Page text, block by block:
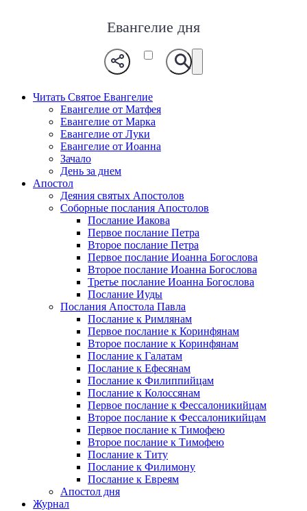
Евангелие дня
Читать Святое Евангелие
Евангелие от Матфея
Евангелие от Марка
Евангелие от Луки
Евангелие от Иоанна
Зачало
День за днем
Апостол
Деяния святых Апостолов
Соборные послания Апостолов
Послание Иакова
Первое послание Петра
Второе послание Петра
Первое послание Иоанна Богослова
Второе послание Иоанна Богослова
Третье послание Иоанна Богослова
Послание Иуды
Послания Апостола Павла
Послание к Римлянам
Первое послание к Коринфянам
Второе послание к Коринфянам
Послание к Галатам
Послание к Ефесянам
Послание к Филиппийцам
Послание к Колоссянам
Первое послание к Фессалоникийцам
Второе послание к Фессалоникийцам
Первое послание к Тимофею
Второе послание к Тимофею
Послание к Титу
Послание к Филимону
Послание к Евреям
Апостол дня
Журнал